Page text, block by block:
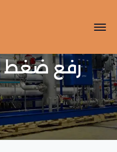
رفع ضغط